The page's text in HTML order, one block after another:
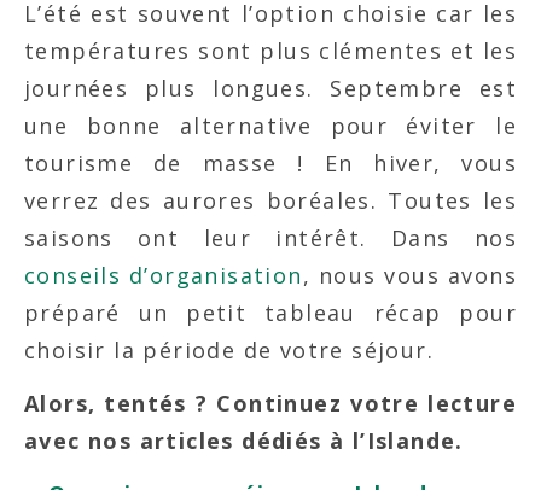
L’été est souvent l’option choisie car les
températures sont plus clémentes et les
journées plus longues. Septembre est
une bonne alternative pour éviter le
tourisme de masse ! En hiver, vous
verrez des aurores boréales. Toutes les
saisons ont leur intérêt. Dans nos
conseils d’organisation, nous vous avons
préparé un petit tableau récap pour
choisir la période de votre séjour.
Alors, tentés ? Continuez votre lecture
avec nos articles dédiés à l’Islande.